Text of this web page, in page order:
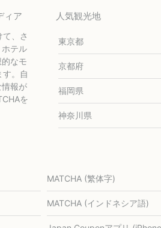
ィア
、さ
テル
なモ
。自
報が
を
人気観光地
東京都
京都府
福岡県
神奈川県
MATCHA (繁体字)
MATCHA (インドネシア語)